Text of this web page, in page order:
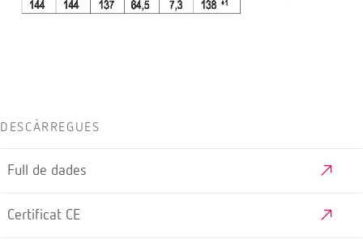
DESCÀRREGUES
Full de dades
Certificat CE